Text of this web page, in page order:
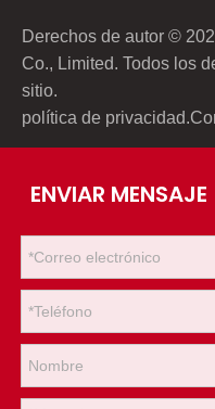
Derechos de autor ©
Co., Limited. Todos los
sitio.
política de privacidad
ENVIAR MENSAJE